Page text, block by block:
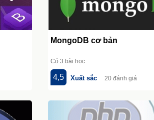
MongoDB cơ bản
Có 3 bài học
4,5 Xuất sắc 20 đánh giá